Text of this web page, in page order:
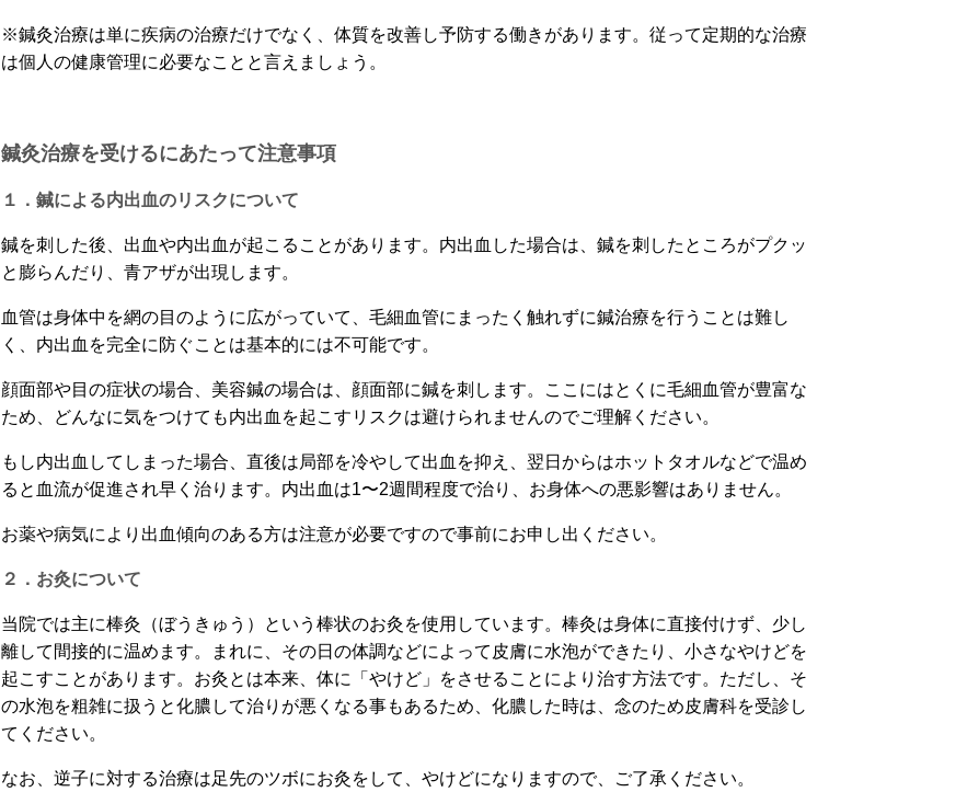
※鍼灸治療は単に疾病の治療だけでなく、体質を改善し予防する働きがあります。従って定期的な治療
は個人の健康管理に必要なことと言えましょう。
鍼灸治療を受けるにあたって注意事項
１．鍼による内出血のリスクについて
鍼を刺した後、出血や内出血が起こることがあります。内出血した場合は、鍼を刺したところがプクッ
と膨らんだり、青アザが出現します。
血管は身体中を網の目のように広がっていて、毛細血管にまったく触れずに鍼治療を行うことは難し
く、内出血を完全に防ぐことは基本的には不可能です。
顔面部や目の症状の場合、美容鍼の場合は、顔面部に鍼を刺します。ここにはとくに毛細血管が豊富な
ため、どんなに気をつけても内出血を起こすリスクは避けられませんのでご理解ください。
もし内出血してしまった場合、直後は局部を冷やして出血を抑え、翌日からはホットタオルなどで温め
ると血流が促進され早く治ります。内出血は1〜2週間程度で治り、お身体への悪影響はありません。
お薬や病気により出血傾向のある方は注意が必要ですので事前にお申し出ください。
２． お灸について
当院では主に棒灸（ぼうきゅう）という棒状のお灸を使用しています。棒灸は身体に直接付けず、少し
離して間接的に温めます。まれに、その日の体調などによって皮膚に水泡ができたり、小さなやけどを
起こすことがあります。お灸とは本来、体に「やけど」をさせることにより治す方法です。ただし、そ
の水泡を粗雑に扱うと化膿して治りが悪くなる事もあるため、化膿した時は、念のため皮膚科を受診し
てください。
なお、逆子に対する治療は足先のツボにお灸をして、やけどになりますので、ご了承ください。